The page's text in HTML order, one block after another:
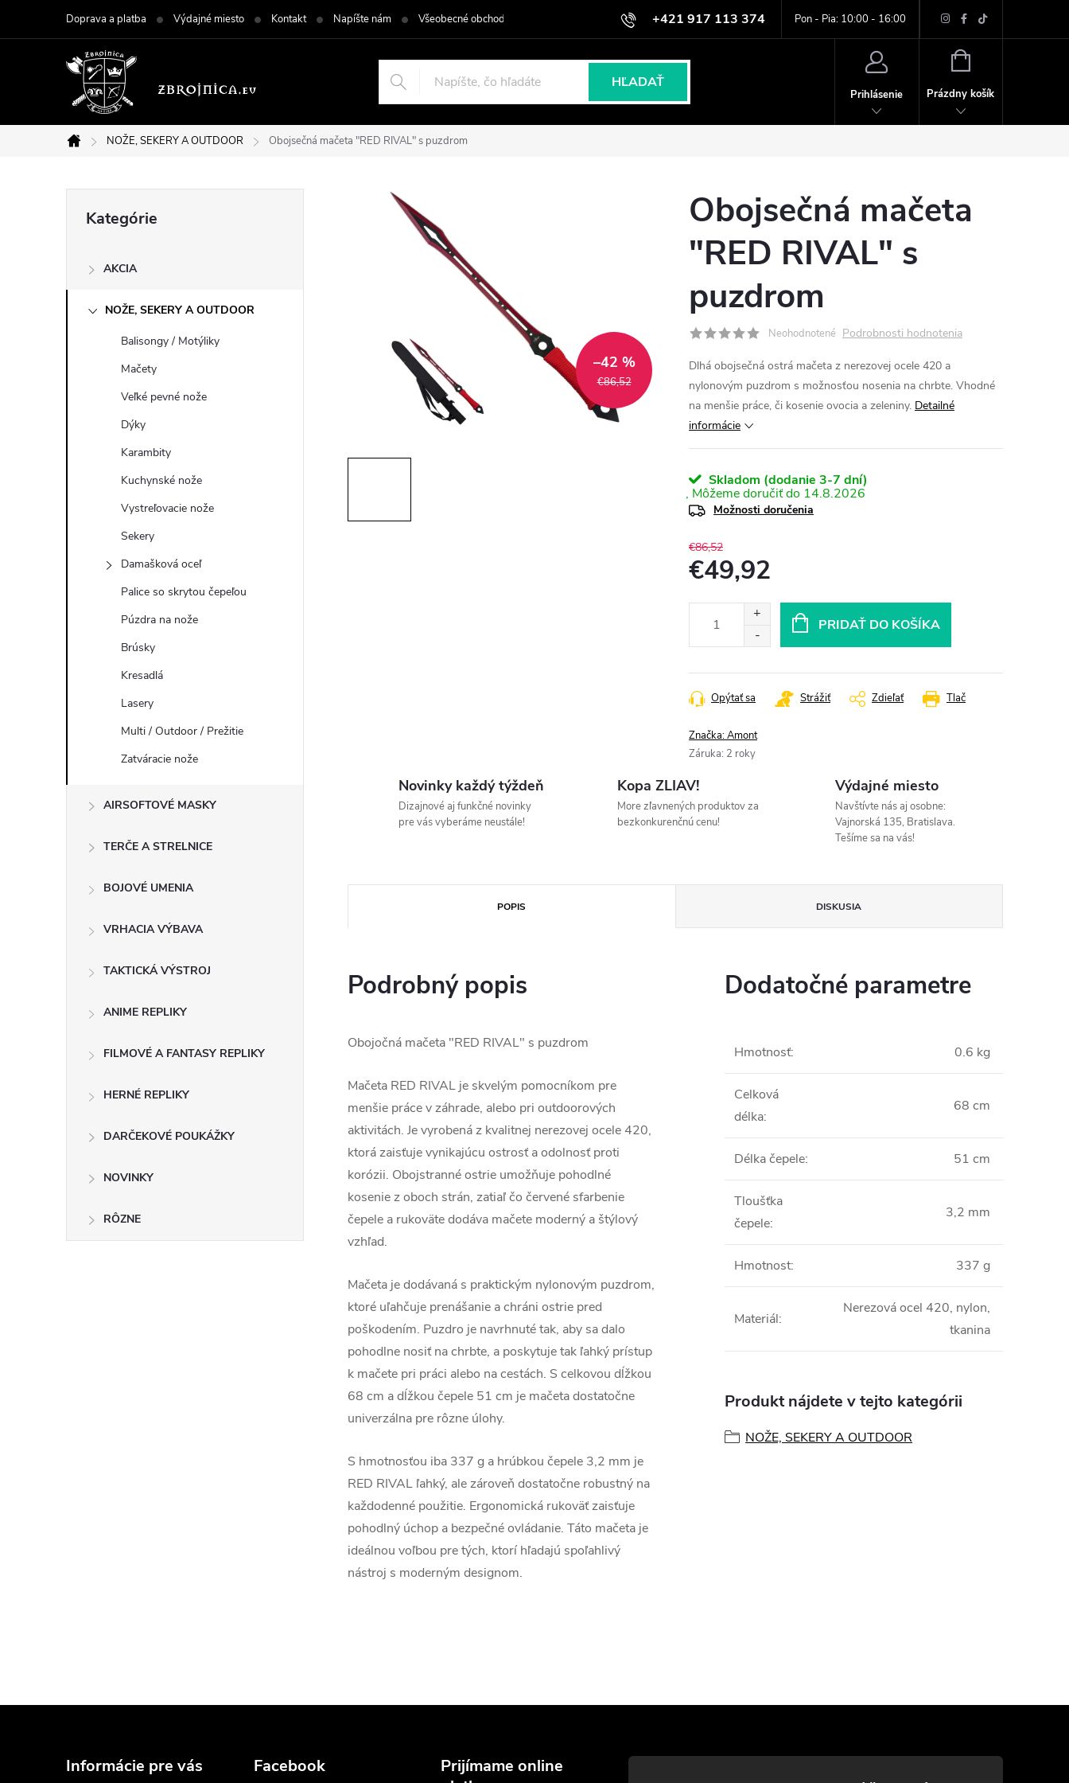
+421 917 113 374 Pon - Pia: 10:00 - 16:00
Doprava a platba Výdajné miesto Kontakt Napíšte nám Všeobecné obchodné podmienky Podmienky ochrany osobných údajov
HĽADAŤ
Prihlásenie
NÁKUPNÝ
Prázdny košík
Domov
NOŽE, SEKERY A OUTDOOR Obojsečná mačeta "RED RIVAL" s puzdrom
č
kategórie
Kategórie
AKCIA
NOŽE, SEKERY A OUTDOOR
Balisongy / Motýliky
Mačety
Veľké pevné nože
Dýky
Karambity
Kuchynské nože
Vystreľovacie nože
Sekery
Damašková oceľ
Palice so skrytou čepeľou
Púzdra na nože
Brúsky
Kresadlá
Lasery
Multi / Outdoor / Prežitie
Zatváracie nože
AIRSOFTOVÉ MASKY
TERČE A STRELNICE
BOJOVÉ UMENIA
VRHACIA VÝBAVA
TAKTICKÁ VÝSTROJ
ANIME REPLIKY
FILMOVÉ A FANTASY REPLIKY
HERNÉ REPLIKY
DARČEKOVÉ POUKÁŽKY
NOVINKY
RÔZNE
€86,52
–42 %
Obojsečná mačeta
"RED RIVAL" s
puzdrom
Neohodnotené Podrobnosti hodnotenia
Dlhá obojsečná ostrá mačeta z nerezovej ocele 420 a
nylonovým puzdrom s možnosťou nosenia na chrbte. Vhodné
na menšie práce, či kosenie ovocia a zeleniny. Detailné
informácie
Skladom (dodanie 3-7 dní)
14.8.2026
Možnosti doručenia
€86,52
€49,92
PRIDAŤ DO KOŠÍKA
Tlač
Opýtať sa Strážiť Zdieľať
Značka:Amont
Záruka: 2 roky
Novinky každý týždeň
Dizajnové aj funkčné novinky
pre vás vyberáme neustále!
Kopa ZLIAV!
More zľavnených produktov za
bezkonkurenčnú cenu!
Výdajné miesto
Navštívte nás aj osobne:
Vajnorská 135, Bratislava.
Tešíme sa na vás!
POPIS DISKUSIA
Podrobný popis
Obojočná mačeta "RED RIVAL" s puzdrom
Mačeta RED RIVAL je skvelým pomocníkom pre
menšie práce v záhrade, alebo pri outdoorových
aktivitách. Je vyrobená z kvalitnej nerezovej ocele 420,
ktorá zaisťuje vynikajúcu ostrosť a odolnosť proti
korózii. Obojstranné ostrie umožňuje pohodlné
kosenie z oboch strán, zatiaľ čo červené sfarbenie
čepele a rukoväte dodáva mačete moderný a štýlový
vzhľad.
Mačeta je dodávaná s praktickým nylonovým puzdrom,
ktoré uľahčuje prenášanie a chráni ostrie pred
poškodením. Puzdro je navrhnuté tak, aby sa dalo
pohodlne nosiť na chrbte, a poskytuje tak ľahký prístup
k mačete pri práci alebo na cestách. S celkovou dĺžkou
68 cm a dĺžkou čepele 51 cm je mačeta dostatočne
univerzálna pre rôzne úlohy.
S hmotnosťou iba 337 g a hrúbkou čepele 3,2 mm je
RED RIVAL ľahký, ale zároveň dostatočne robustný na
každodenné použitie. Ergonomická rukoväť zaisťuje
pohodlný úchop a bezpečné ovládanie. Táto mačeta je
ideálnou voľbou pre tých, ktorí hľadajú spoľahlivý
nástroj s moderným designom.
Dodatočné parametre
Hmotnosť: 0.6 kg
Celková
délka:
68 cm
Délka čepele: 51 cm
Tloušťka
čepele:
3,2 mm
Hmotnost: 337 g
Materiál:
Nerezová ocel 420, nylon,
tkanina
Produkt nájdete v tejto kategórii
NOŽE, SEKERY A OUTDOOR
Informácie pre vás Facebook
Prijímame online